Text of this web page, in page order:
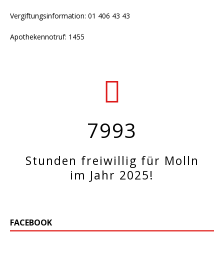
Vergiftungsinformation: 01 406 43 43
Apothekennotruf: 1455
7993
Stunden freiwillig für Molln
im Jahr 2025!
FACEBOOK